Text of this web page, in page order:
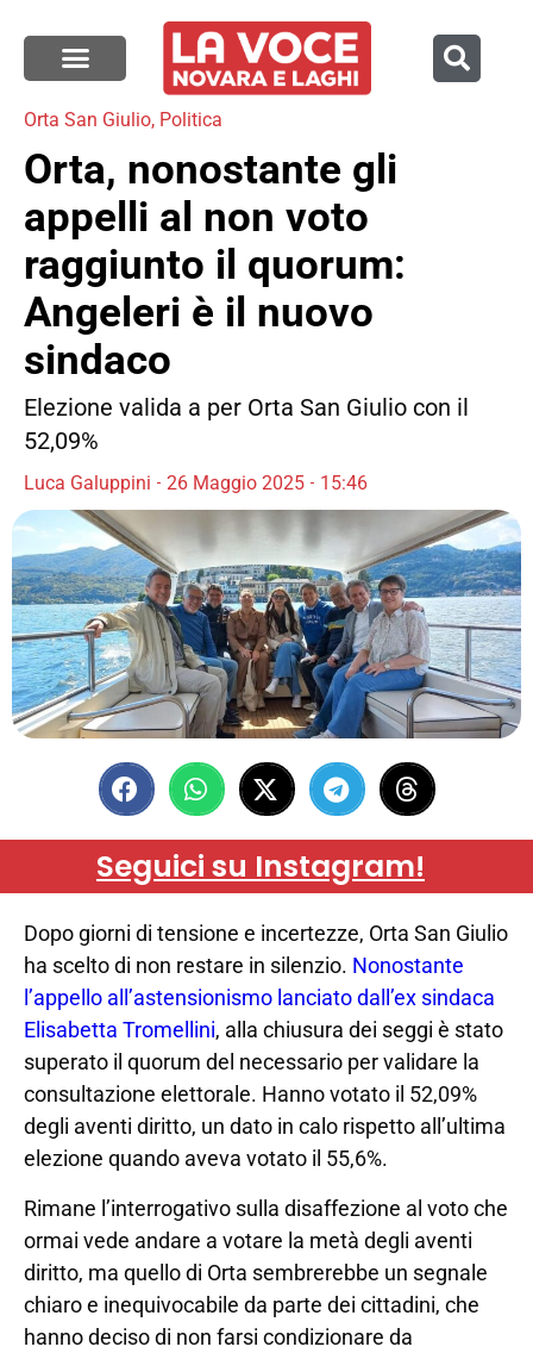
Orta San Giulio, Politica
Orta, nonostante gli
appelli al non voto
raggiunto il quorum:
Angeleri è il nuovo
sindaco
Elezione valida a per Orta San Giulio con il
52,09%
Luca Galuppini 26 Maggio 2025 15:46
Seguici su Instagram!
Dopo giorni di tensione e incertezze, Orta San Giulio
ha scelto di non restare in silenzio. Nonostante
l’appello all’astensionismo lanciato dall’ex sindaca
Elisabetta Tromellini, alla chiusura dei seggi è stato
superato il quorum del necessario per validare la
consultazione elettorale. Hanno votato il 52,09%
degli aventi diritto, un dato in calo rispetto all’ultima
elezione quando aveva votato il 55,6%.
Rimane l’interrogativo sulla disaffezione al voto che
ormai vede andare a votare la metà degli aventi
diritto, ma quello di Orta sembrerebbe un segnale
chiaro e inequivocabile da parte dei cittadini, che
hanno deciso di non farsi condizionare da